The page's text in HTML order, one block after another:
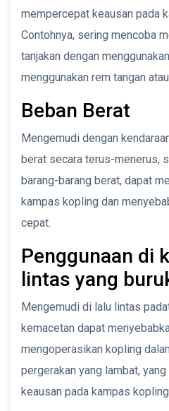
mempercepat keausan pada
Contohnya, sering mencoba
tanjakan dengan
menggunakan rem tangan
Beban Berat
Mengemudi dengan
berat secara terus-menerus,
barang-barang berat, dapat
kampas kopling dan
cepat.
Penggunaan di
lintas yang
Mengemudi di lalu lintas
kemacetan dapat
mengoperasikan kopling
pergerakan yang lambat,
keausan pada kampas